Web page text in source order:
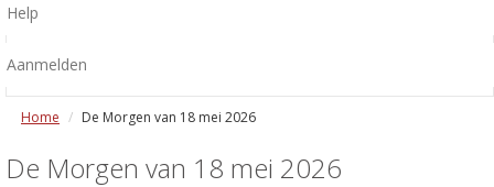
Help
Aanmelden
Home De Morgen van 18 mei 2026
De Morgen van 18 mei 2026